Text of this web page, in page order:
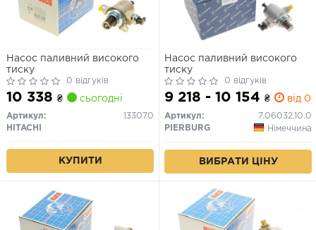
Насос паливний високого
тиску
0 відгуків
10 338 ₴ сьогодні
Артикул:
133070
HITACHI
КУПИТИ
Насос паливний високого
тиску
0 відгуків
9 218 - 10 154 ₴ від 0
Артикул:
7.06032.10.0
PIERBURG
Німеччина
ВИБРАТИ ЦІНУ